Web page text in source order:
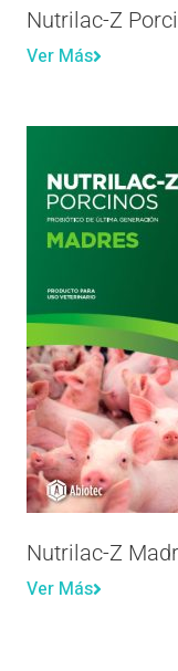
Nutrilac-Z
Ver Más
Nutrilac-Z
Ver Más